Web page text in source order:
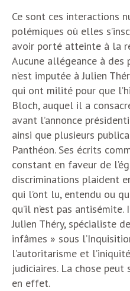
Ce sont ces interactions
polémiques où elles
avoir porté atteinte à la
Aucune allégeance à
n’est imputée à Julien
qui ont milité pour que
Bloch, auquel il a
avant l’annonce
ainsi que plusieurs
Panthéon. Ses écrits
constant en faveur de
discriminations plaident
qui l’ont lu, entendu ou
qu’il n’est pas
Julien Théry, spécialiste
infâmes » sous
l’autoritarisme et
judiciaires. La chose
en effet.